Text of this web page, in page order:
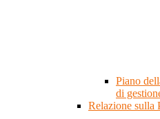
Piano
di
Relazione sulla